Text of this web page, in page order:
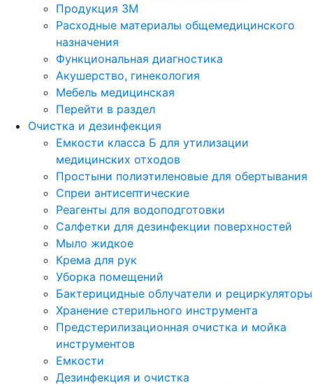
Продукция 3М
Расходные материалы общемедицинского
назначения
Функциональная диагностика
Акушерство, гинекология
Мебель медицинская
Перейти в раздел
Очистка и дезинфекция
Емкости класса Б для утилизации
медицинских отходов
Простыни полиэтиленовые для обертывания
Спреи антисептические
Реагенты для водоподготовки
Салфетки для дезинфекции поверхностей
Мыло жидкое
Крема для рук
Уборка помещений
Бактерицидные облучатели и рециркуляторы
Хранение стерильного инструмента
Предстерилизационная очистка и мойка
инструментов
Емкости
Дезинфекция и очистка